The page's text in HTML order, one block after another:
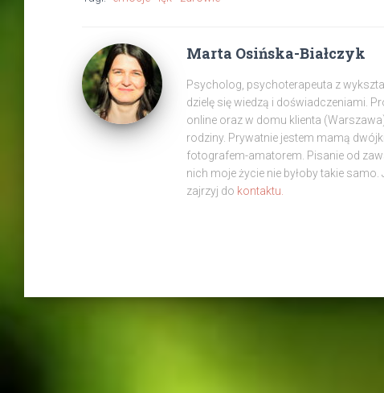
Marta Osińska-Białczyk
Psycholog, psychoterapeuta z
dzielę się wiedzą i doświadczeniami.
online oraz w domu klienta
rodziny. Prywatnie jestem mamą
fotografem-amatorem. Pisanie od
nich moje życie nie byłoby takie
zajrzyj do kontaktu.